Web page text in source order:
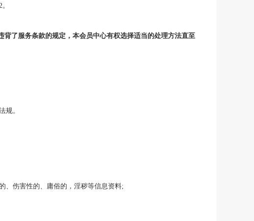
背了服务条款的规定，本会员中心有权选择适当的处理方法直至
规。
、伤害性的、庸俗的，淫秽等信息资料;